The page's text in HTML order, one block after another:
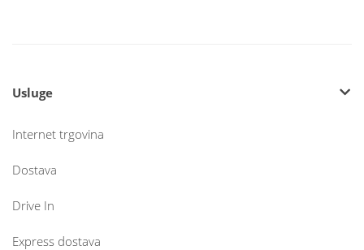
Usluge
Internet trgovina
Dostava
Drive In
Express dostava